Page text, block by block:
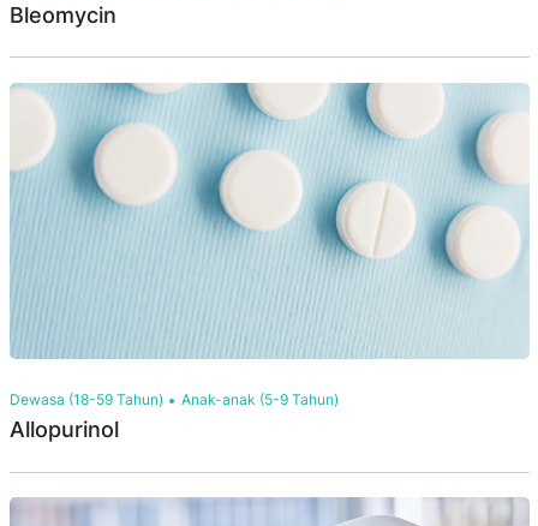
Bleomycin
Dewasa (18-59 Tahun) Anak-anak (5-9 Tahun)
Allopurinol